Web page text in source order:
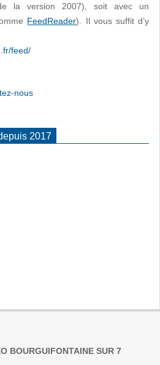
la version 2007), soit avec un
FeedReader). Il vous suffit d’y
feed/
nous
2017
BOURGUIFONTAINE SUR 7